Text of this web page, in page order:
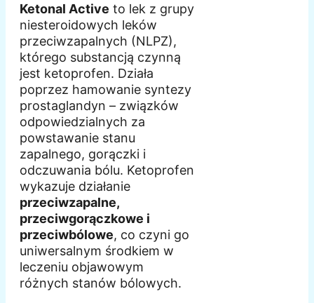
Ketonal Active to lek z grupy
niesteroidowych leków
przeciwzapalnych (NLPZ),
którego substancją czynną
jest ketoprofen. Działa
poprzez hamowanie syntezy
prostaglandyn – związków
odpowiedzialnych za
powstawanie stanu
zapalnego, gorączki i
odczuwania bólu. Ketoprofen
wykazuje działanie
przeciwzapalne,
przeciwgorączkowe i
przeciwbólowe, co czyni go
uniwersalnym środkiem w
leczeniu objawowym
różnych stanów bólowych.